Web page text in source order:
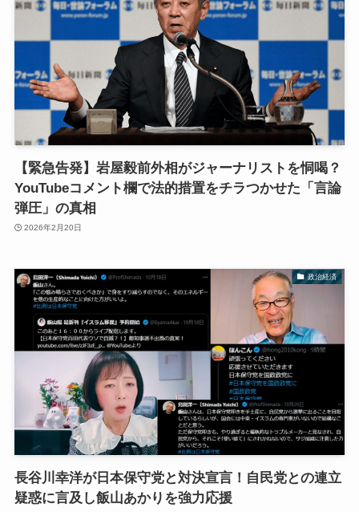
【緊急告発】岩屋毅前外相がジャーナリストを恫喝？
YouTubeコメント欄で法的措置をチラつかせた「言論
弾圧」の真相
2026年2月20日
政治経済
長谷川幸洋が日本保守党と対決宣言！自民党との連立
疑惑に言及し飯山あかりを強力応援